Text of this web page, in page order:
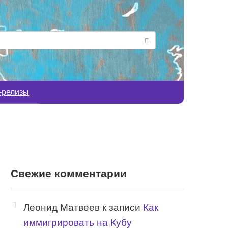
Свежие комментарии
Леонид Матвеев к записи Как
иммигрировать на Кубу